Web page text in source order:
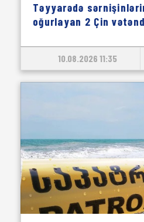
Təyyarədə
oğurlayan 2 Çin
10.08.2026 11:35